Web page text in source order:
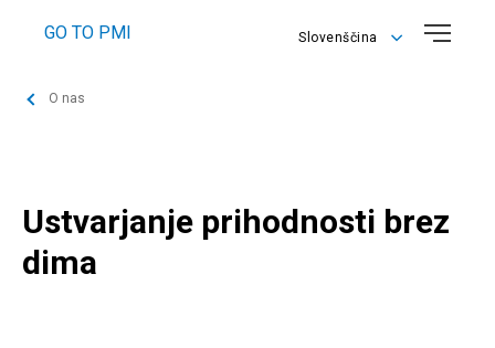
GO TO PMI
Slovenščina
O nas
Ustvarjanje prihodnosti brez
dima